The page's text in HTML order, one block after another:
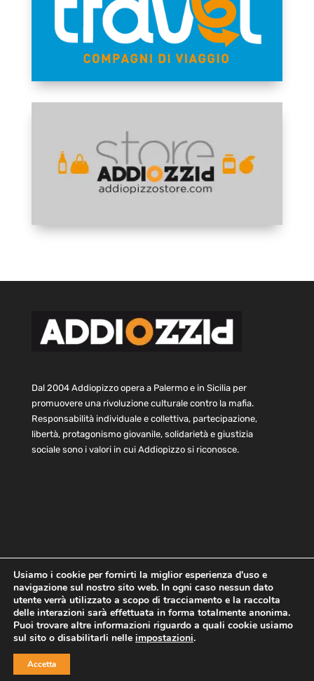
Dal 2004 Addiopizzo opera a Palermo e in Sicilia per
promuovere una rivoluzione culturale contro la mafia.
Responsabilità individuale e collettiva, partecipazione,
libertà, protagonismo giovanile, solidarietà e giustizia
sociale sono i valori in cui Addiopizzo si riconosce.
Home Statuto e bilancio
Contatti
Privacy
Cookie Child Protection Policy
Copyright © 2021 AddioPizzo | Tutti i diritti riservati | Sede
Usiamo i cookie per fornirti la miglior esperienza d'uso e
navigazione sul nostro sito web. In ogni caso nessun dato
utente verrà utilizzato a scopo di tracciamento e la raccolta
delle interazioni sarà effettuata in forma totalmente anonima.
Puoi trovare altre informazioni riguardo a quali cookie usiamo
sul sito o disabilitarli nelle impostazioni.
Accetta